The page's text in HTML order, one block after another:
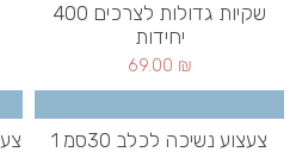
שקיות גדולות לצרכים 400
יחידות
69.00 ₪
צעצוע נשיכה לכלב 30סמ 1